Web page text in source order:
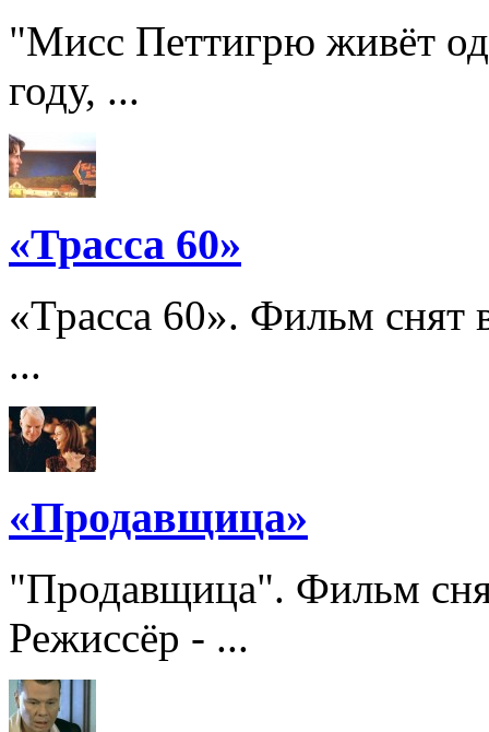
"Мисс Петтигрю живёт
году, ...
«Трасса 60»
«Трасса 60». Фильм снят
...
«Продавщица»
"Продавщица". Фильм
Режиссёр - ...